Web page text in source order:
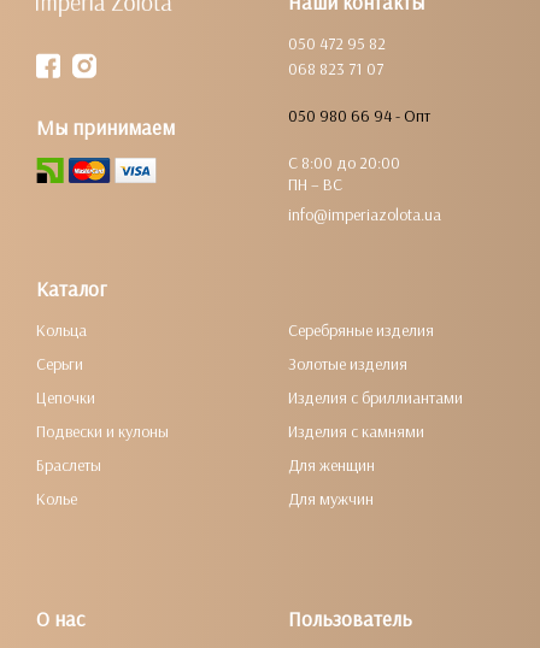
050 472 95 82
068 823 71 07
050 980 66 94 - Опт
С 8:00 до 20:00
ПН – ВС
info@imperiazolota.ua
Мы принимаем
Каталог
Кольца
Серьги
Цепочки
Подвески и кулоны
Браслеты
Колье
Серебряные изделия
Золотые изделия
Изделия с бриллиантами
Изделия с камнями
Для женщин
Для мужчин
О нас Пользователь